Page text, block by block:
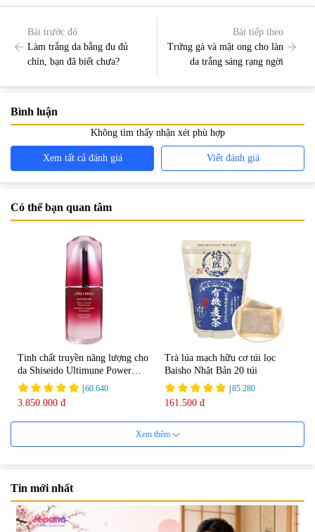
Bài trước đó
Làm trắng da bằng đu đủ
chín, bạn đã biết chưa?
Bài tiếp theo
Trứng gà và mật ong cho làn
da trắng sáng rạng ngời
Bình luận
Không tìm thấy nhận xét phù hợp
Xem tất cả đánh giá Viết đánh giá
Có thể bạn quan tâm
Tinh chất truyền năng lượng cho
da Shiseido Ultimune Power
75ml
|60.640
3.850.000 đ
Trà lúa mạch hữu cơ túi lọc
Baisho Nhật Bản 20 túi
|85.280
161.500 đ
Xem thêm
Tin mới nhất